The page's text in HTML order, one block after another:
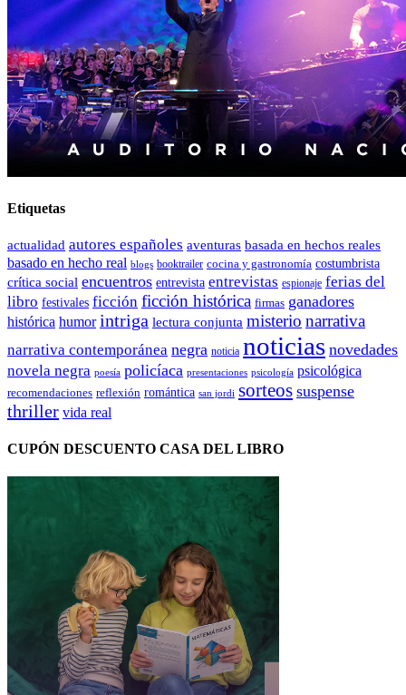
Etiquetas
actualidad autores españoles aventuras basada en hechos reales
basado en hecho real blogs booktrailer cocina y gastronomía costumbrista
crítica social encuentros entrevista entrevistas espionaje ferias del
libro festivales ficción ficción histórica firmas ganadores
histórica humor intriga lectura conjunta misterio narrativa
narrativa contemporánea negra noticia noticias novedades
novela negra poesía policíaca presentaciones psicología psicológica
recomendaciones reflexión romántica san jordi sorteos suspense
thriller vida real
CUPÓN DESCUENTO CASA DEL LIBRO